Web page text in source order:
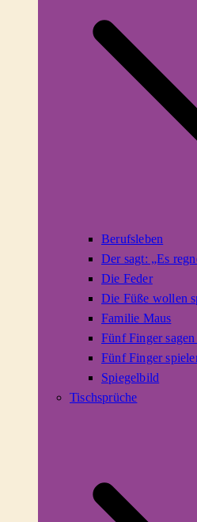
Berufsleben
Der sagt: „Es
Die Feder
Die Füße wollen
Familie Maus
Fünf Finger
Fünf Finger
Spiegelbild
Tischsprüche